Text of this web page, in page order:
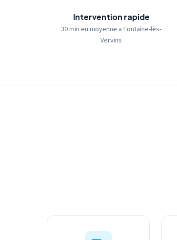
Intervention rapide
30 min en moyenne a Fontaine-lès-
Vervins